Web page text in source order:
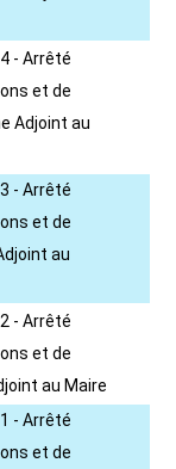
- Arrêté
et de
Adjoint au
- Arrêté
et de
au
- Arrêté
et de
au Maire
- Arrêté
et de